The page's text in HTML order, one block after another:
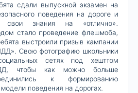
сдали выпускной экзамен на
поведения на дороге и
свои знания на «отлично».
стало проведение флешмоба,
выстроили призыв кампании
Свою фотографию школьники
сетях под хештгом
чтобы как можно больше
к формированию
поведения на дорогах.